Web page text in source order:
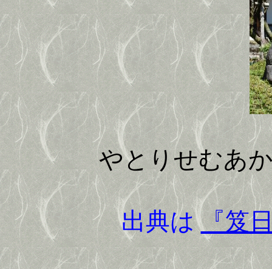
やとりせむあ
出典は『笈